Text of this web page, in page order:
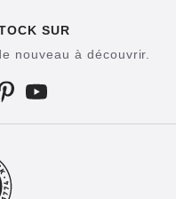
SUR
nouveau à découvrir.